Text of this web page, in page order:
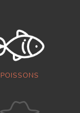
POISSONS